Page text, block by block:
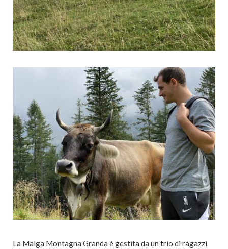
La Malga Montagna Granda è gestita da un trio di ragazzi